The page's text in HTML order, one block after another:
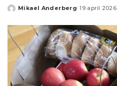
Posted
Mikael Anderberg 19 april 2026